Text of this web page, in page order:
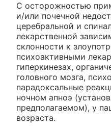
C осторожностью
и/или почечной
церебральной и
лекарственной
склонности к
психоактивными
гиперкинезах,
головного мозга,
парадоксальные
ночном апноэ
предполагаемом), у
возраста.